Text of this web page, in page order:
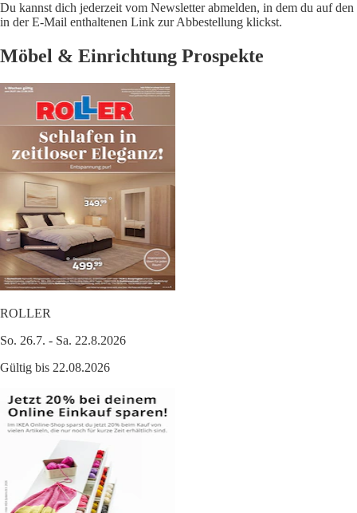
Du kannst dich jederzeit vom Newsletter abmelden, in dem du auf den
in der E-Mail enthaltenen Link zur Abbestellung klickst.
Möbel & Einrichtung Prospekte
ROLLER
So. 26.7. - Sa. 22.8.2026
Gültig bis 22.08.2026